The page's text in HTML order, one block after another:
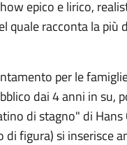
epico e lirico,
quale racconta la più
per le
dai 4 anni in su,
di stagno" di Hans
figura) si inserisce